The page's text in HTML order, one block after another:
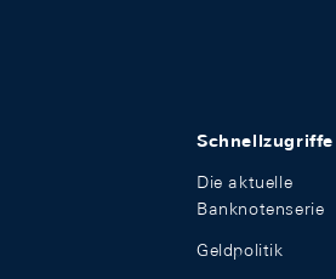
Schnellzugriffe
Die aktuelle
Banknotenserie
Geldpolitik